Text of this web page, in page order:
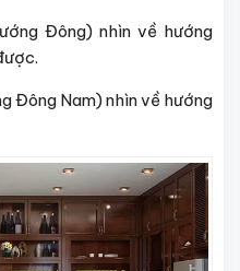
Đông) nhìn về hướng
Đông Nam) nhìn về hướng